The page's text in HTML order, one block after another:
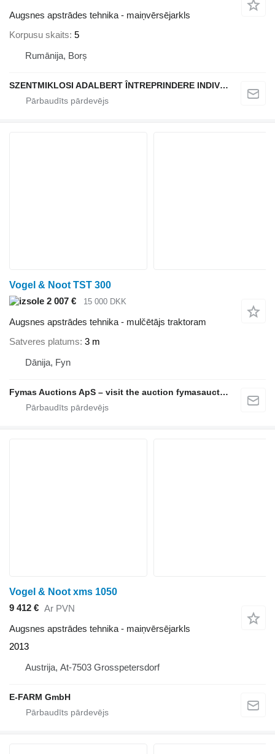
Augsnes apstrādes tehnika - maiņvērsējarkls
Korpusu skaits 5
Rumānija, Borș
SZENTMIKLOSI ADALBERT ÎNTREPRINDERE INDIVIDUALĂ
Vogel & Noot TST 300
2 007 €
15 000 DKK
Augsnes apstrādes tehnika - mulčētājs traktoram
Satveres platums 3 m
Dānija, Fyn
Fymas Auctions ApS – visit the auction fymasauctions.dk
Vogel & Noot xms 1050
9 412 € Ar PVN
Augsnes apstrādes tehnika - maiņvērsējarkls
2013
Austrija, At-7503 Grosspetersdorf
E-FARM GmbH